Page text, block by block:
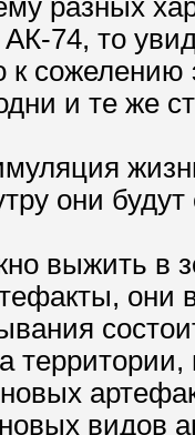
разных
74, то
сожелению
и те же
они
выжить в
они
видов